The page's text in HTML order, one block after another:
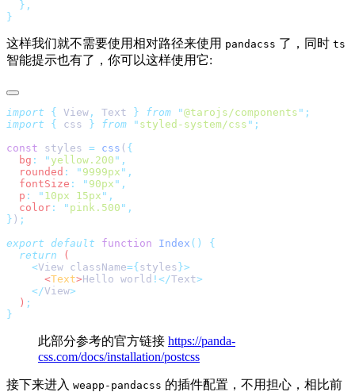
这样我们就不需要使用相对路径来使用 pandacss 了，同时 ts
智能提示也有了，你可以这样使用它:
import { View , Text } from "@tarojs/components "
import { css } from " styled-system/css "
const styles = css (
  bg
: " yellow.200 "
  rounded
: " 9999px "
  fontSize
: " 90px "
  p
: " 10px 15px "
  color
: " pink.500 "
} )
export default function Index ()
  return
    <
View className={styles
      <
Text>Hello world !</Text
    </
View
  )
此部分参考的官方链接 https://panda-
css.com/docs/installation/postcss
接下来进入 weapp-pandacss 的插件配置，不用担心，相比前